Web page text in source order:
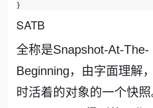
SATB
全称是Snapshot-At-The-
Beginning，由字面理解
时活着的对象的一个快